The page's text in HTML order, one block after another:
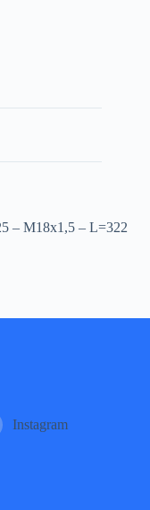
– M18x1,5 – L=322
Instagram